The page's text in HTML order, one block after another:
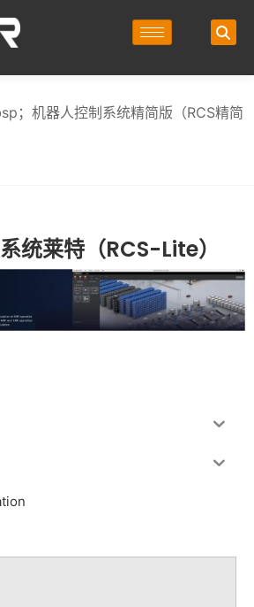
；机器人控制系统精简版（RCS精简
统莱特（RCS-Lite）